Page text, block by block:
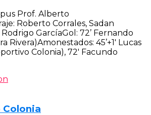
Prof. Alberto
Roberto Corrales, Sadan
GarcíaGol: 72’ Fernando
Rivera)Amonestados: 45’+1′ Lucas
Colonia), 72′ Facundo